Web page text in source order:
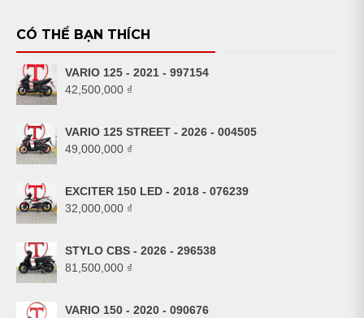
CÓ THỂ BẠN THÍCH
VARIO 125 - 2021 - 997154
42,500,000 ₫
VARIO 125 STREET - 2026 - 004505
49,000,000 ₫
EXCITER 150 LED - 2018 - 076239
32,000,000 ₫
STYLO CBS - 2026 - 296538
81,500,000 ₫
VARIO 150 - 2020 - 090676